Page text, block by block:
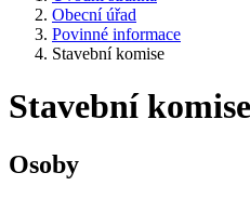
Obecní úřad
Povinné informace
Stavební komise
Stavební komise
Osoby